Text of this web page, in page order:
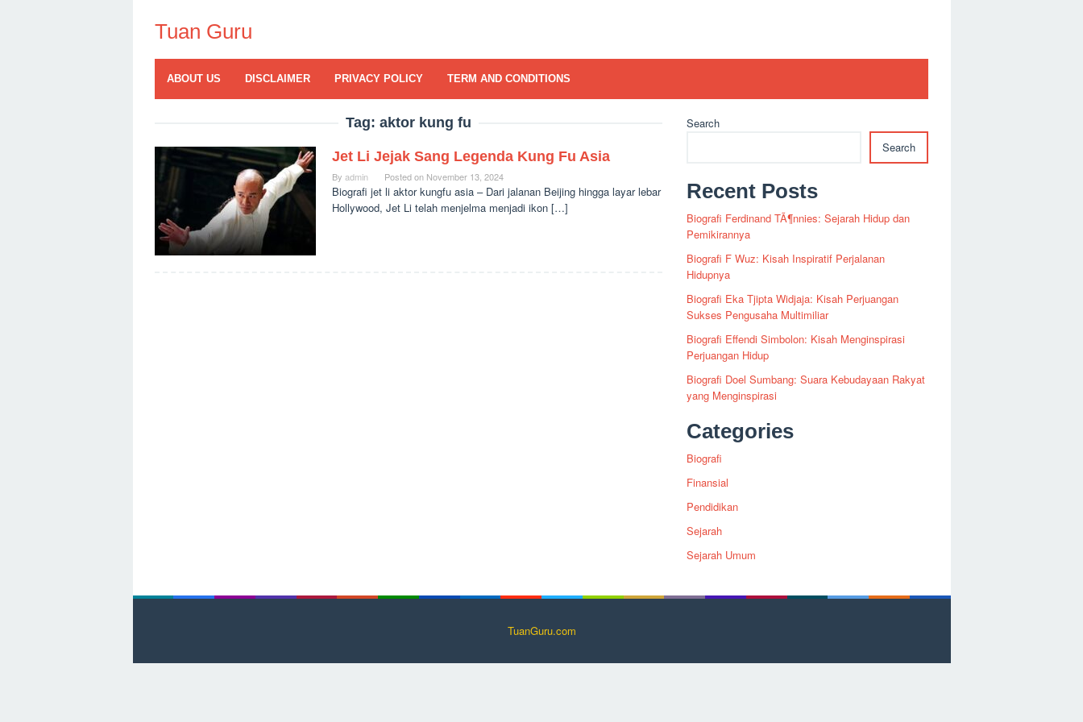
contentTuan Guru
ABOUT US DISCLAIMER PRIVACY POLICY TERM AND CONDITIONS
Tag: aktor kung fu
Jet Li Jejak Sang Legenda Kung Fu Asia
By admin Posted on November 13, 2024
Biografi jet li aktor kungfu asia – Dari jalanan Beijing hingga layar lebar
Hollywood, Jet Li telah menjelma menjadi ikon […]
Search
Search
Recent Posts
Biografi Ferdinand TÃ¶nnies: Sejarah Hidup dan
Pemikirannya
Biografi F Wuz: Kisah Inspiratif Perjalanan
Hidupnya
Biografi Eka Tjipta Widjaja: Kisah Perjuangan
Sukses Pengusaha Multimiliar
Biografi Effendi Simbolon: Kisah Menginspirasi
Perjuangan Hidup
Biografi Doel Sumbang: Suara Kebudayaan Rakyat
yang Menginspirasi
Categories
Biografi
Finansial
Pendidikan
Sejarah
Sejarah Umum
TuanGuru.com